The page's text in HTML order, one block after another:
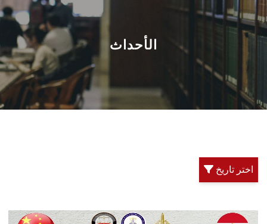
عن الجامعة
القطاعـات
الشئون الأكاديمية
البحث العلمي
الأحداث
اختر تاريخ